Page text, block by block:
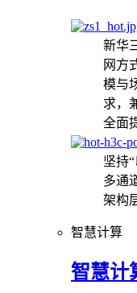
新华
网方
模与
求，
全面
坚持
多通
架构
智慧计算
智慧计